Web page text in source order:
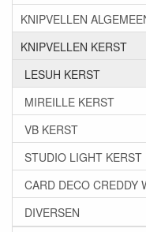
KNIPVELLEN
KNIPVELLEN KERST
LESUH KERST
MIREILLE KERST
VB KERST
STUDIO LIGHT KERST
CARD DECO CREDDY
DIVERSEN